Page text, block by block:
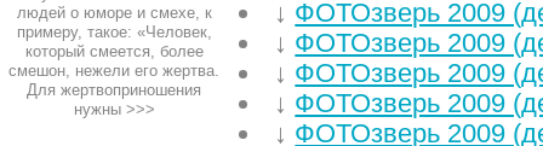
людей о юморе и смехе, к
примеру, такое: «Человек,
который смеется, более
смешон, нежели его жертва.
Для жертвоприношения
нужны>>>
↓ ФОТОзверь 2009
↓ ФОТОзверь 2009
↓ ФОТОзверь 2009
↓ ФОТОзверь 2009
↓ ФОТОзверь 2009